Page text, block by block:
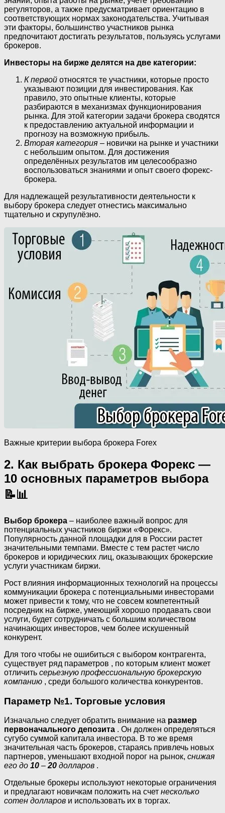
регуляторов, а также предусматривает ориентацию в
соответствующих нормах законодательства. Учитывая
эти факторы, большинство участников рынка
предпочитают достигать результатов, пользуясь услугами
брокеров.
Инвесторы на бирже делятся на две категории:
К первой относятся те участники, которые просто
указывают позиции для инвестирования. Как
правило, это опытные клиенты, которые
разбираются в механизмах функционирования
рынка. Для этой категории задачи брокера сводятся
к предоставлению актуальной информации и
прогнозу на возможную прибыль.
Вторая категория – новички на рынке и участники
с небольшим опытом. Для достижения
определённых результатов им целесообразно
воспользоваться знаниями и опыт своего форекс-
брокера.
Для надлежащей результативности деятельности к
выбору брокера следует отнестись максимально
тщательно и скрупулёзно.
Важные критерии выбора брокера Forex
2. Как выбрать брокера Форекс —
10 основных параметров выбора
📝📊
Выбор брокера – наиболее важный вопрос для
потенциальных участников биржи «Форекс».
Популярность данной площадки для в России растет
значительными темпами. Вместе с тем растет число
брокеров и юридических лиц, оказывающих брокерские
услуги участникам биржи.
Рост влияния информационных технологий на процессы
коммуникации брокера с потенциальными инвесторами
может привести к тому, что не совсем компетентный
посредник на бирже, умеющий хорошо продавать свои
услуги, будет сотрудничать с большим количеством
начинающих инвесторов, чем более искушенный
конкурент.
Для того чтобы не ошибиться с выбором контрагента,
существует ряд параметров , по которым клиент может
отличить серьезную профессиональную брокерскую
компанию , среди большого количества конкурентов.
Параметр №1. Торговые условия
Изначально следует обратить внимание на размер
первоначального депозита . Он должен определяться
сугубо суммой капитала инвестора. В то же время
значительная часть брокеров, стараясь привлечь новых
партнеров, уменьшают входной порог на рынок, снижая
его до 10 – 20 долларов .
Отдельные брокеры используют некоторые ограничения
и предлагают новичкам положить на счет несколько
сотен долларов и использовать их в торгах.